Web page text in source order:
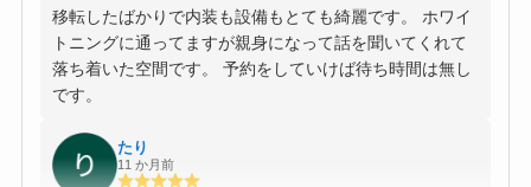
移転したばかりで内装も設備もとても綺麗です。 ホワイ
トニングに通ってますが親身になって話を聞いてくれて
落ち着いた空間です。 予約をしていけば待ち時間は無し
です。
たり
11 か月前